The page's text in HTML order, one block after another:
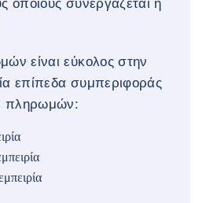
οποίους συνεργάζεται η
είναι εύκολος στην
επίπεδα συμπεριφοράς
πληρωμών: